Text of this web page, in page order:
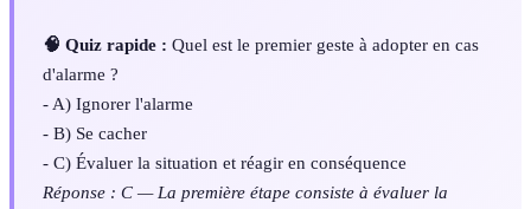
🧠 Quiz rapide : Quel est le premier geste à adopter en cas
d'alarme ?
- A) Ignorer l'alarme
- B) Se cacher
- C) Évaluer la situation et réagir en conséquence
Réponse : C — La première étape consiste à évaluer la